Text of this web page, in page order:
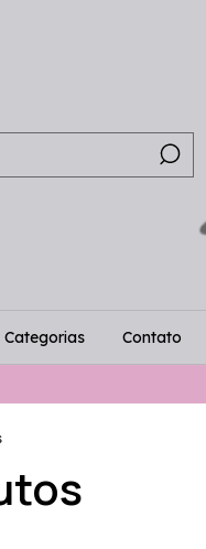
Categorias Contato